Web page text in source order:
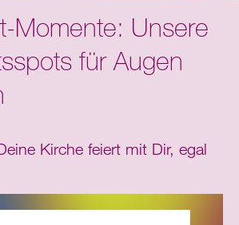
Momente: Unsere
für Augen
Kirche feiert mit Dir, egal